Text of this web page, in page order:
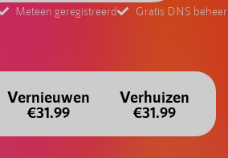
Meteen geregistreerd Gratis DNS beheer
Vernieuwen
€31.99
Verhuizen
€31.99